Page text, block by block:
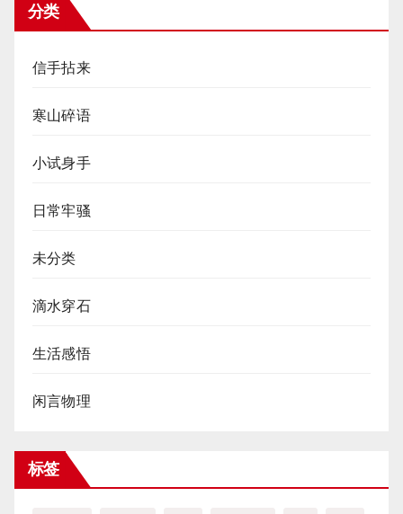
分类
信手拈来
寒山碎语
小试身手
日常牢骚
未分类
滴水穿石
生活感悟
闲言物理
标签